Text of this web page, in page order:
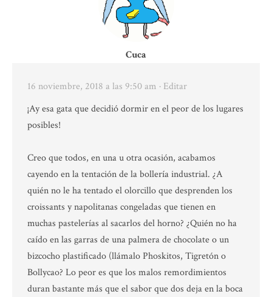
Cuca
16 noviembre, 2018 a las 9:50 am · Editar
¡Ay esa gata que decidió dormir en el peor de los lugares
posibles!
Creo que todos, en una u otra ocasión, acabamos
cayendo en la tentación de la bollería industrial. ¿A
quién no le ha tentado el olorcillo que desprenden los
croissants y napolitanas congeladas que tienen en
muchas pastelerías al sacarlos del horno? ¿Quién no ha
caído en las garras de una palmera de chocolate o un
bizcocho plastificado (llámalo Phoskitos, Tigretón o
Bollycao? Lo peor es que los malos remordimientos
duran bastante más que el sabor que dos deja en la boca